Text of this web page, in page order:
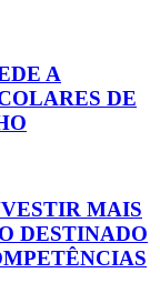
A
DE
MAIS
DESTINADO